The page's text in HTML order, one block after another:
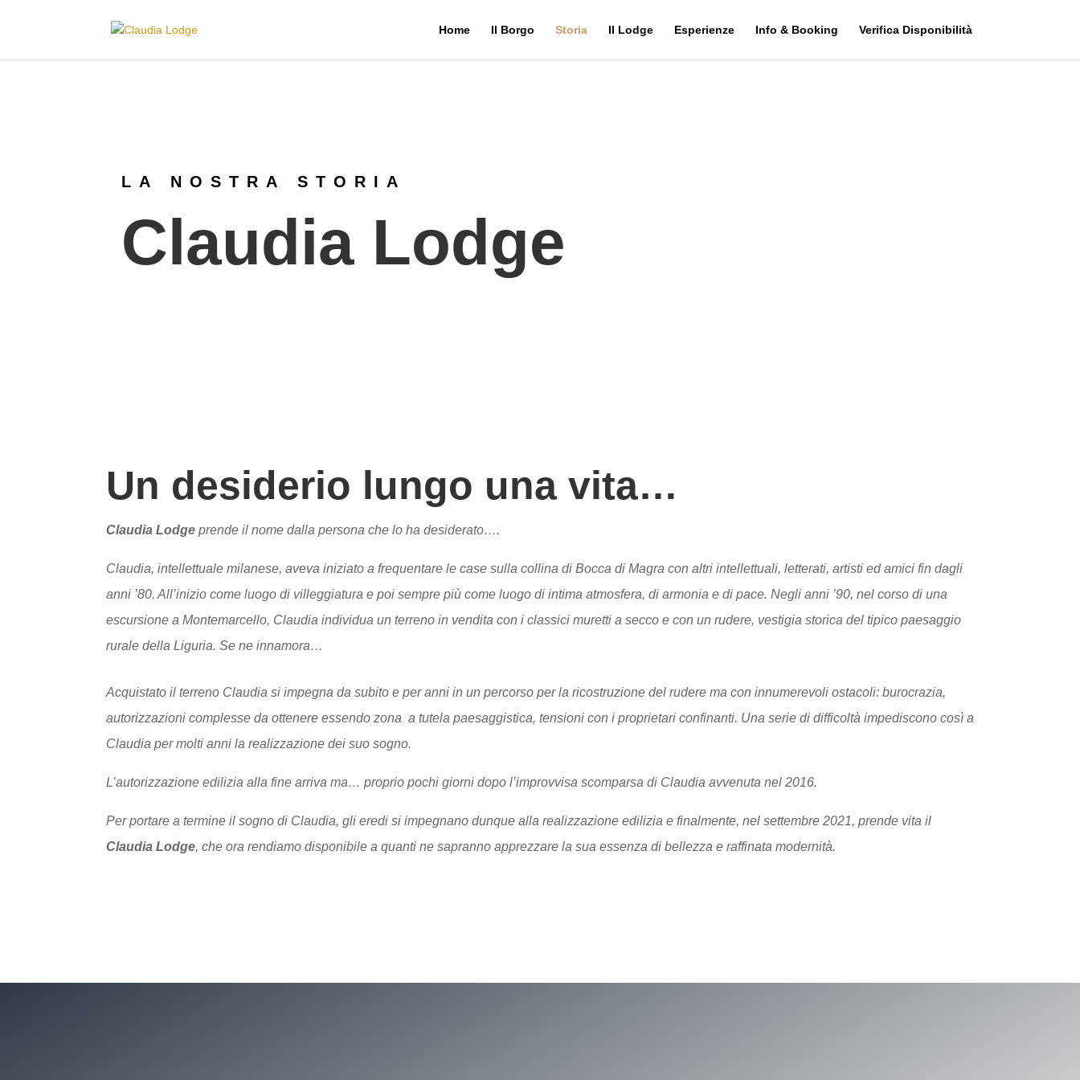
Home Il Borgo Storia Il Lodge Esperienze Info & Booking Verifica Disponibilità
LA NOSTRA STORIA
Claudia Lodge
Un desiderio lungo una vita…
Claudia Lodge prende il nome dalla persona che lo ha desiderato….
Claudia, intellettuale milanese, aveva iniziato a frequentare le case sulla collina di Bocca di Magra con altri intellettuali, letterati, artisti ed amici fin dagli
anni ’80. All’inizio come luogo di villeggiatura e poi sempre più come luogo di intima atmosfera, di armonia e di pace. Negli anni ’90, nel corso di una
escursione a Montemarcello, Claudia individua un terreno in vendita con i classici muretti a secco e con un rudere, vestigia storica del tipico paesaggio
rurale della Liguria. Se ne innamora…
Acquistato il terreno Claudia si impegna da subito e per anni in un percorso per la ricostruzione del rudere ma con innumerevoli ostacoli: burocrazia,
autorizzazioni complesse da ottenere essendo zona a tutela paesaggistica, tensioni con i proprietari confinanti. Una serie di difficoltà impediscono così a
Claudia per molti anni la realizzazione dei suo sogno.
L’autorizzazione edilizia alla fine arriva ma… proprio pochi giorni dopo l’improvvisa scomparsa di Claudia avvenuta nel 2016.
Per portare a termine il sogno di Claudia, gli eredi si impegnano dunque alla realizzazione edilizia e finalmente, nel settembre 2021, prende vita il
Claudia Lodge, che ora rendiamo disponibile a quanti ne sapranno apprezzare la sua essenza di bellezza e raffinata modernità.